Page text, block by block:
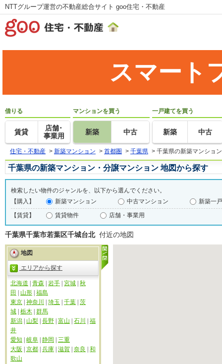
NTTグループ運営の不動産総合サイト goo住宅・不動産
スマート
借りる
賃貸
店舗･
事業用
マンションを買う
新築 中古
一戸建てを買う
新築 中古
住宅・不動産 > 新築マンション > 首都圏 > 千葉県 > 千葉県の新築マンショ
千葉県の新築マンション・分譲マンション 地図から探す
検索したい物件のジャンルを、以下から選んでください。
【購入】
新築マンション 中古マンション
新築一
【賃貸】
賃貸物件 店舗・事業用
千葉県千葉市若葉区千城台北付近の地図
地図
エリアから探す
北海道 青森 岩手 宮城 秋
田
山形 福島
東京 神奈川 埼玉 千葉 茨
城 栃木 群馬
新潟
山梨 長野 富山 石川
福
井
愛知
岐阜 静岡
三重
大阪
京都 兵庫 滋賀 奈良
和
歌山